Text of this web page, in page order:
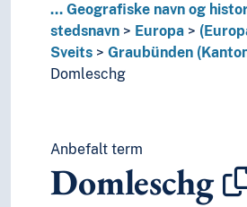
Aargau (Kanton)
Sverige
Tsjekkia
Tsjekkoslovakia
Ukraina
Ungarn
Vatikanstaten
... Geografiske navn og
stedsnavn
Europa
Sveits
Graubünden
Domleschg
Anbefalt term
Domleschg